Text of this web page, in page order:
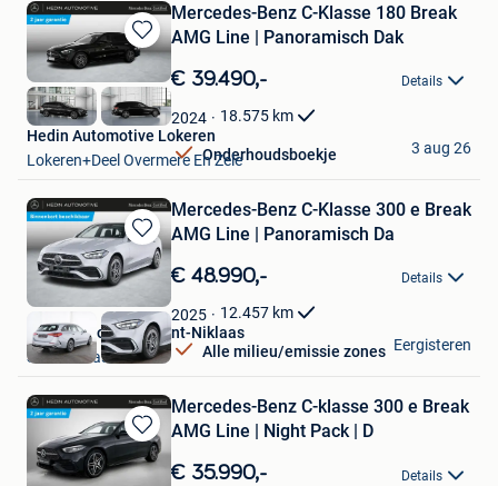
Bewaren
Mijn
Favorieten
Mercedes-Benz C-Klasse 180 Break
AMG Line | Panoramisch Dak
€ 39.490,- Details
2024 18.575 km
Onderhoudsboekje
Hedin Automotive Lokeren
Lokeren+Deel Overmere En Zele
3 aug 26
Bewaren
in
Mijn
Favorieten
Mercedes-Benz C-Klasse 300 e Break
AMG Line | Panoramisch Da
€ 48.990,- Details
2025 12.457 km
Alle milieu/emissie zones
Hedin Automotive Sint-Niklaas
Sint-Niklaas
Eergisteren
Bewaren
in
Mercedes-Benz C-klasse 300 e Break
AMG Line | Night Pack | D
€ 35.990,- Details